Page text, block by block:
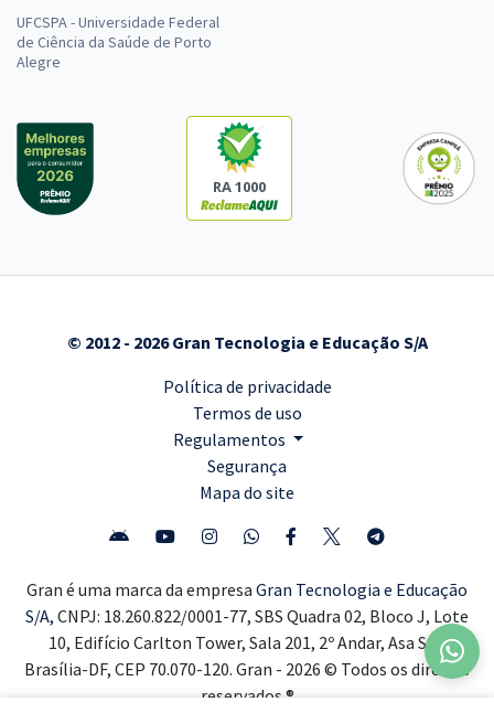
UFCSPA - Universidade Federal
de Ciência da Saúde de Porto
Alegre
RA 1000
© 2012 - 2026 Gran Tecnologia e Educação S/A
Política de privacidade
Termos de uso
Regulamentos
Segurança
Mapa do site
Gran é uma marca da empresa Gran Tecnologia e Educação
S/A, CNPJ: 18.260.822/0001-77, SBS Quadra 02, Bloco J, Lote
10, Edifício Carlton Tower, Sala 201, 2º Andar, Asa Sul,
Brasília-DF, CEP 70.070-120. Gran - 2026 © Todos os direitos
reservados ®